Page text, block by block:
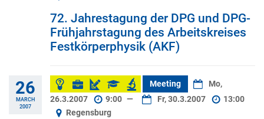
72. Jahrestagung der DPG und DPG-
Frühjahrstagung des Arbeitskreises
Festkörperphysik (AKF)
26
MARCH
2007
Meeting
Mo,
26.3.2007
9:00 — Fr, 30.3.2007
13:00
Regensburg